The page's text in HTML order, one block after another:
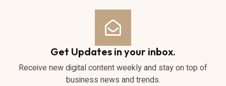
Get Updates in your inbox.
Receive new digital content weekly and stay on top of
business news and trends.